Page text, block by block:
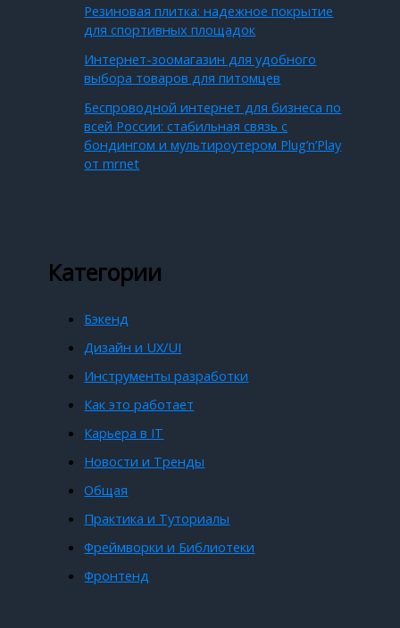
Резиновая плитка: надежное покрытие
для спортивных площадок
Интернет-зоомагазин для удобного
выбора товаров для питомцев
Беспроводной интернет для бизнеса по
всей России: стабильная связь с
бондингом и мультироутером Plug’n’Play
от mrnet
Категории
Бэкенд
Дизайн и UX/UI
Инструменты разработки
Как это работает
Карьера в IT
Новости и Тренды
Общая
Практика и Туториалы
Фреймворки и Библиотеки
Фронтенд